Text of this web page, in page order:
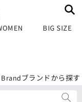
BIG SIZE
Brandブランドから探す